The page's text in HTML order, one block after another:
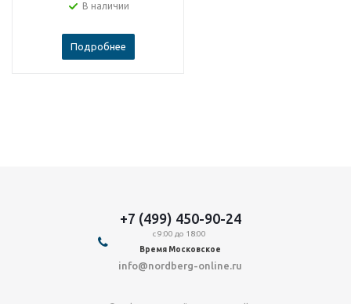
В наличии
Подробнее
+7 (499) 450-90-24
с 9:00 до 18:00
Время Московское
info@nordberg-online.ru